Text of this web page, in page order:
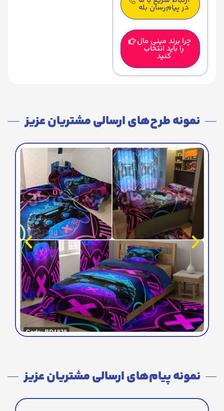
در پیام‌رسان بله
چرا برند مینی مال
را باید انتخاب
کنید
نمونه طرح‌های ارسالی مشتریان عزیز
نمونه پیام‌های ارسالی مشتریان عزیز